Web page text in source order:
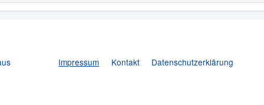
Impressum Kontakt Datenschutzerklärung